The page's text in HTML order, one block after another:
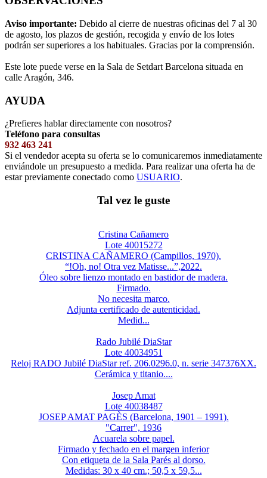
Aviso importante: Debido al cierre de nuestras oficinas del 7 al 30
de agosto, los plazos de gestión, recogida y envío de los lotes
podrán ser superiores a los habituales. Gracias por la comprensión.
Este lote puede verse en la Sala de Setdart Barcelona situada en
calle Aragón, 346.
AYUDA
¿Prefieres hablar directamente con nosotros?
Teléfono para consultas
932 463 241
Si el vendedor acepta su oferta se lo comunicaremos inmediatamente
enviándole un presupuesto a medida. Para realizar una oferta ha de
estar previamente conectado como USUARIO.
Tal vez le guste
Cristina Cañamero
Lote 40015272
CRISTINA CAÑAMERO (Campillos, 1970).
“!Oh, no! Otra vez Matisse...”,2022.
Óleo sobre lienzo montado en bastidor de madera.
Firmado.
No necesita marco.
Adjunta certificado de autenticidad.
Medid...
Rado Jubilé DiaStar
Lote 40034951
Reloj RADO Jubilé DiaStar ref. 206.0296.0, n. serie 347376XX.
Cerámica y titanio....
Josep Amat
Lote 40038487
JOSEP AMAT PAGÈS (Barcelona, 1901 – 1991).
"Carrer", 1936
Acuarela sobre papel.
Firmado y fechado en el margen inferior
Con etiqueta de la Sala Parés al dorso.
Medidas: 30 x 40 cm.; 50,5 x 59,5...